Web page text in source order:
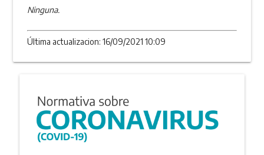
Ninguna.
Última actualizacion: 16/09/2021 10:09